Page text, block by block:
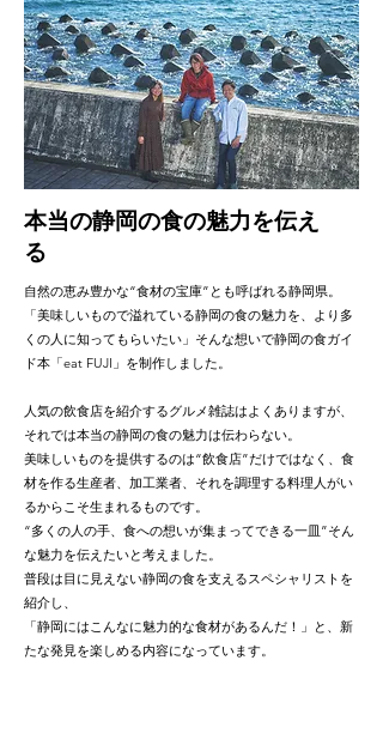
本当の静岡の食の魅力を伝え
る
自然の恵み豊かな“食材の宝庫”とも呼ばれる静岡県。
「美味しいもので溢れている静岡の食の魅力を、より多
くの人に知ってもらいたい」そんな想いで静岡の食ガイ
ド本「eat FUJI」を制作しました。
人気の飲食店を紹介するグルメ雑誌はよくありますが、
それでは本当の静岡の食の魅力は伝わらない。
美味しいものを提供するのは“飲食店”だけではなく、食
材を作る生産者、加工業者、それを調理する料理人がい
るからこそ生まれるものです。
“多くの人の手、食への想いが集まってできる一皿”そん
な魅力を伝えたいと考えました。
普段は目に見えない静岡の食を支えるスペシャリストを
紹介し、
「静岡にはこんなに魅力的な食材があるんだ！」と、新
たな発見を楽しめる内容になっています。